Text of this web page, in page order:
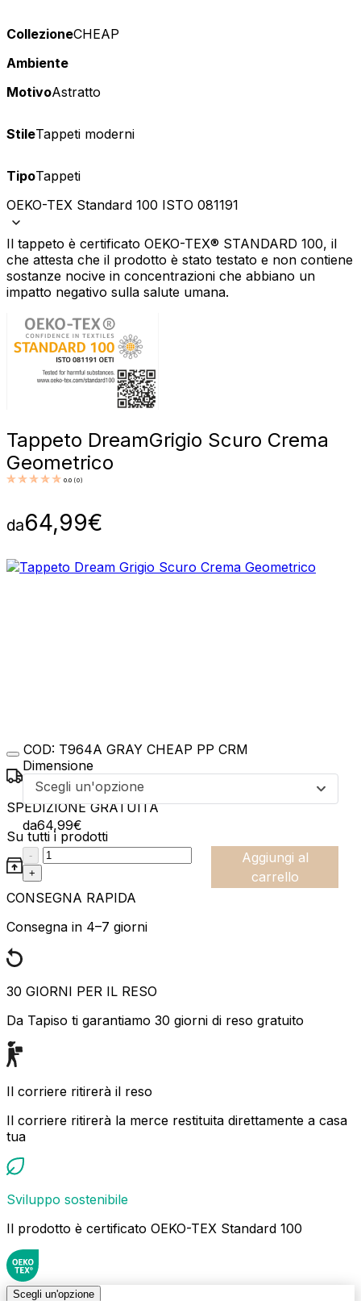
CollezioneCHEAP
Ambiente
MotivoAstratto
StileTappeti moderni
TipoTappeti
OEKO-TEX Standard 100 ISTO 081191
Il tappeto è certificato OEKO-TEX® STANDARD 100, il
che attesta che il prodotto è stato testato e non contiene
sostanze nocive in concentrazioni che abbiano un
impatto negativo sulla salute umana.
Tappeto DreamGrigio Scuro Crema
Geometrico
0.0 (0)
da64,99€
Dimensione
Scegli un'opzione
da64,99€
:product_name quantity
-
+
Aggiungi al
carrello
COD: T964A GRAY CHEAP PP CRM
SPEDIZIONE GRATUITA
Su tutti i prodotti
CONSEGNA RAPIDA
Consegna in 4–7 giorni
30 GIORNI PER IL RESO
Da Tapiso ti garantiamo 30 giorni di reso gratuito
Il corriere ritirerà il reso
Il corriere ritirerà la merce restituita direttamente a casa
tua
Sviluppo sostenibile
Il prodotto è certificato OEKO-TEX Standard 100
Scegli un'opzione